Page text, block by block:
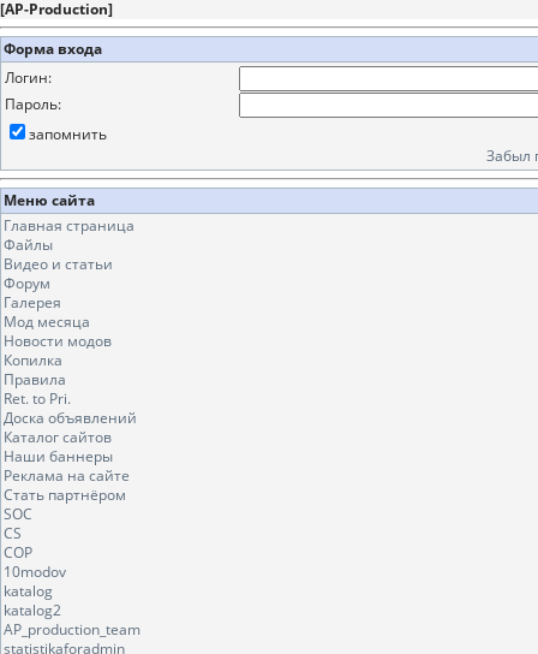
[AP-Production]
Форма входа
Логин:
Пароль:
запомнить
Забыл
Меню сайта
Главная страница
Файлы
Видео и статьи
Форум
Галерея
Мод месяца
Новости модов
Копилка
Правила
Ret. to Pri.
Доска объявлений
Каталог сайтов
Наши баннеры
Реклама на сайте
Стать партнёром
SOC
CS
COP
10modov
katalog
katalog2
AP_production_team
statistikaforadmin